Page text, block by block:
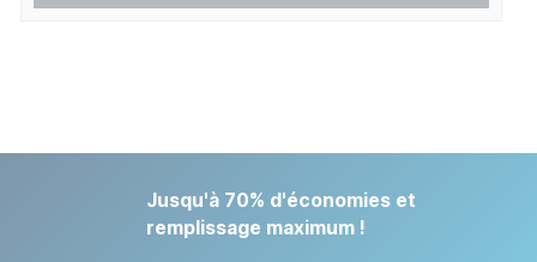
Jusqu'à 70% d'économies et
remplissage maximum !